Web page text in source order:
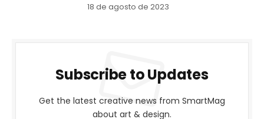
18 de agosto de 2023
Subscribe to Updates
Get the latest creative news from SmartMag
about art & design.